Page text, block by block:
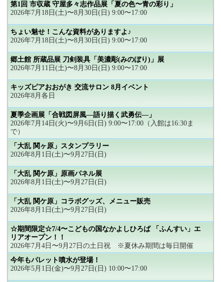
第1回 市収蔵 守屋多々志作品展「夏の色〜青の彩り」
2026年7月18日(土)〜8月30日(日) 9:00〜17:00
ちょい魅せ！こんな資料がありますよ♪
2026年7月18日(土)〜8月30日(日) 9:00〜17:00
郷土館 所蔵品展 刀剣装具「美濃彫(みのぼり)」展
2026年7月11日(土)〜8月30日(日) 9:00〜17:00
キッズピアおおがき 交流サロン 8月イベント
2026年8月各日
夏季企画展「合戦図屏風―語り描く武勇伝―」
2026年7月14日(火)〜9月6日(日) 9:00〜17:00（入館は16:30ま
で）
「大乱 関ヶ原」スタンプラリー
2026年8月1日(土)〜9月27日(日)
「大乱 関ケ原」原画パネル展
2026年8月1日(土)〜9月27日(日)
「大乱 関ケ原」コラボグッズ、メニュー販売
2026年8月1日(土)〜9月27日(日)
☆期間限定☆7/4〜こどもの国なかよしひろば 「ふんすい」エ
リアオープン！！
2026年7月4日〜9月27日の土日祝 ※夏休み期間は毎日開催
今年もパレット噴水が登場！
2026年5月1日(金)〜9月27日(日) 10:00〜17:00